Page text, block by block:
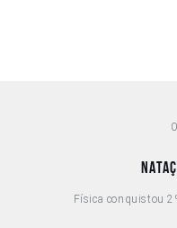
Física conquistou